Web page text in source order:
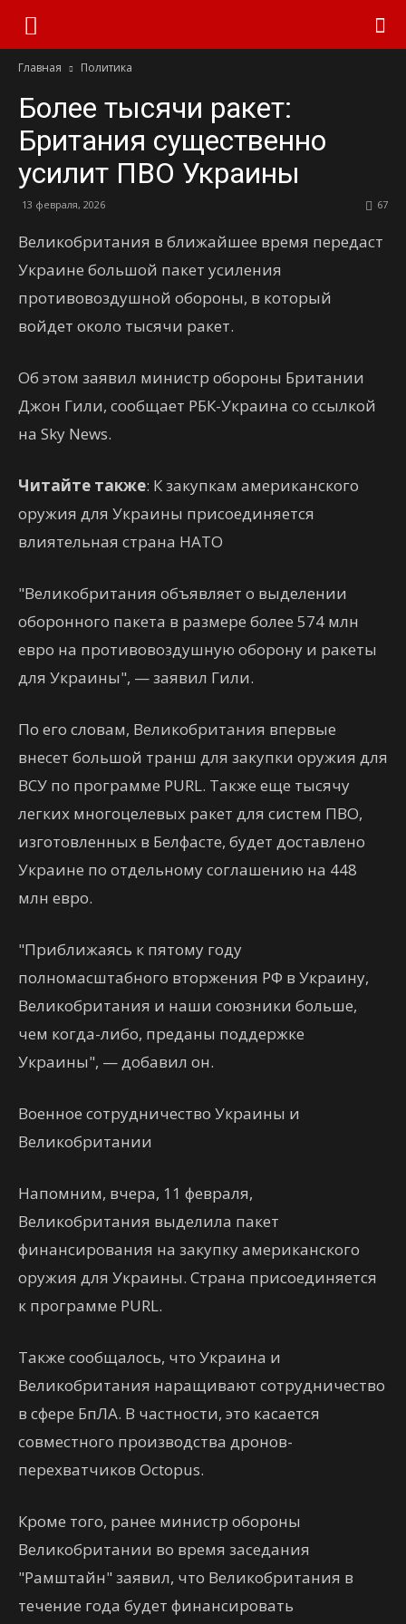
Главная Политика
Более тысячи ракет:
Британия существенно
усилит ПВО Украины
13 февраля, 2026 67
Великобритания в ближайшее время передаст
Украине большой пакет усиления
противовоздушной обороны, в который
войдет около тысячи ракет.
Об этом заявил министр обороны Британии
Джон Гили, сообщает РБК-Украина со ссылкой
на Sky News.
Читайте также: К закупкам американского
оружия для Украины присоединяется
влиятельная страна НАТО
"Великобритания объявляет о выделении
оборонного пакета в размере более 574 млн
евро на противовоздушную оборону и ракеты
для Украины", — заявил Гили.
По его словам, Великобритания впервые
внесет большой транш для закупки оружия для
ВСУ по программе PURL. Также еще тысячу
легких многоцелевых ракет для систем ПВО,
изготовленных в Белфасте, будет доставлено
Украине по отдельному соглашению на 448
млн евро.
"Приближаясь к пятому году
полномасштабного вторжения РФ в Украину,
Великобритания и наши союзники больше,
чем когда-либо, преданы поддержке
Украины", — добавил он.
Военное сотрудничество Украины и
Великобритании
Напомним, вчера, 11 февраля,
Великобритания выделила пакет
финансирования на закупку американского
оружия для Украины. Страна присоединяется
к программе PURL.
Также сообщалось, что Украина и
Великобритания наращивают сотрудничество
в сфере БпЛА. В частности, это касается
совместного производства дронов-
перехватчиков Octopus.
Кроме того, ранее министр обороны
Великобритании во время заседания
"Рамштайн" заявил, что Великобритания в
течение года будет финансировать